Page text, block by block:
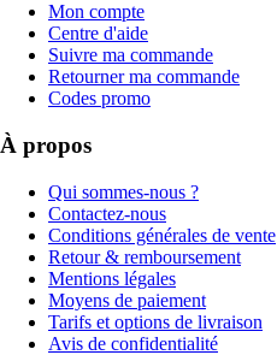
Mon compte
Centre d'aide
Suivre ma commande
Retourner ma commande
Codes promo
À propos
Qui sommes-nous ?
Contactez-nous
Conditions générales de vente
Retour & remboursement
Mentions légales
Moyens de paiement
Tarifs et options de livraison
Avis de confidentialité